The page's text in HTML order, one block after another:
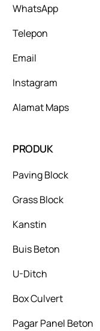
WhatsApp
Telepon
Email
Instagram
Alamat Maps
PRODUK
Paving Block
Grass Block
Kanstin
Buis Beton
U-Ditch
Box Culvert
Pagar Panel Beton